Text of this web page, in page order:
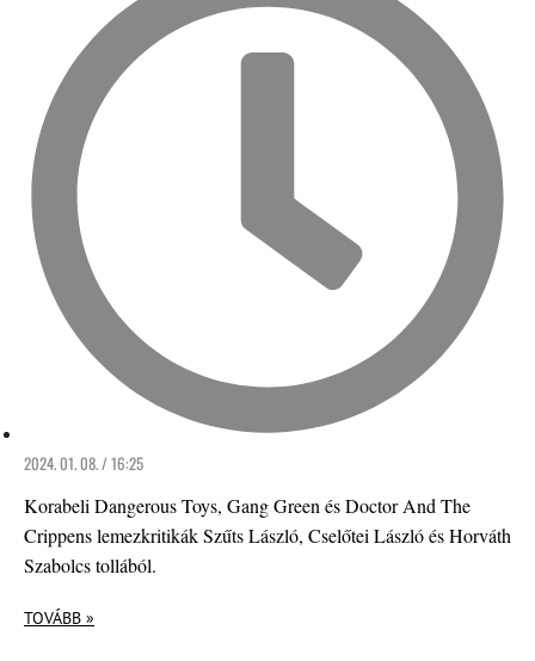
2024. 01. 08. / 16:25
Korabeli Dangerous Toys, Gang Green és Doctor And The
Crippens lemezkritikák Szűts László, Cselőtei László és Horváth
Szabolcs tollából.
TOVÁBB »